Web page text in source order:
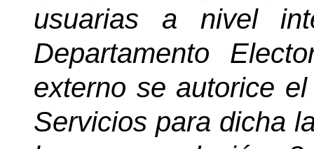
usuarias a nivel
Departamento
externo se autorice
Servicios para dicha